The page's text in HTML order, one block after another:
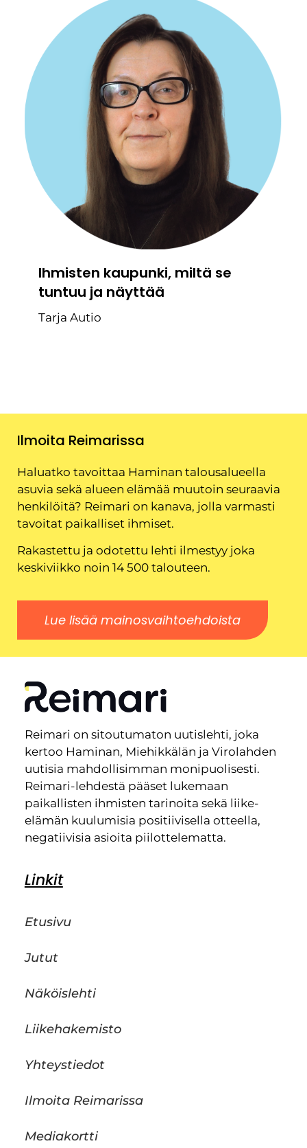
Ihmisten kaupunki, miltä se
tuntuu ja näyttää
Tarja Autio
Ilmoita Reimarissa
Haluatko tavoittaa Haminan talousalueella
asuvia sekä alueen elämää muutoin seuraavia
henkilöitä? Reimari on kanava, jolla varmasti
tavoitat paikalliset ihmiset.
Rakastettu ja odotettu lehti ilmestyy joka
keskiviikko noin 14 500 talouteen.
Lue lisää mainosvaihtoehdoista
Reimari on sitoutumaton uutislehti, joka
kertoo Haminan, Miehikkälän ja Virolahden
uutisia mahdollisimman monipuolisesti.
Reimari-lehdestä pääset lukemaan
paikallisten ihmisten tarinoita sekä liike-
elämän kuulumisia positiivisella otteella,
negatiivisia asioita piilottelematta.
Linkit
Etusivu
Jutut
Näköislehti
Liikehakemisto
Yhteystiedot
Ilmoita Reimarissa
Mediakortti